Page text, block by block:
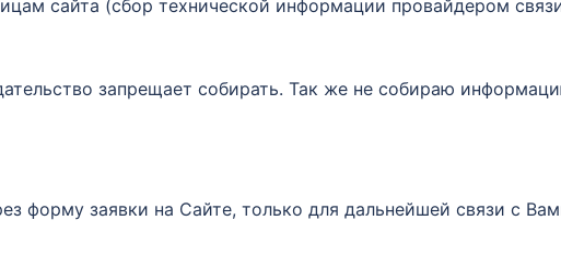
сайта (сбор технической информации провайдером
запрещает собирать. Так же не собираю
форму заявки на Сайте, только для дальнейшей связи с